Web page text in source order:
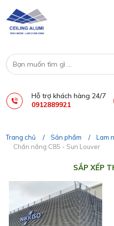
Hỗ trợ khách hàng 24/7
0912889921
Trang chủ Sản phẩm
Lam
Chắn nắng C85 - Sun Louver
SẮP XẾP